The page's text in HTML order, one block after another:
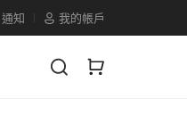
通知 我的帳戶